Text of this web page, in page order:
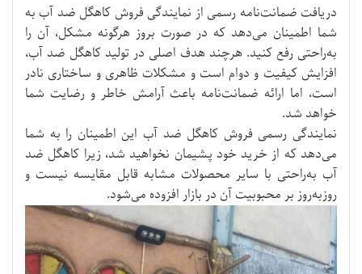
دریافت ضمانت‌نامه رسمی از نمایندگی فروش کاهگل ضد آب به
شما اطمینان می‌دهد که در صورت بروز هرگونه مشکل، آن را
به‌راحتی رفع کنید. هرچند هدف اصلی در تولید کاهگل ضد آب،
افزایش کیفیت و دوام است و مشکلات ظاهری و ساختاری نادر
است، اما ارائه ضمانت‌نامه باعث آرامش خاطر و رضایت شما
خواهد شد.
نمایندگی رسمی فروش کاهگل ضد آب این اطمینان را به شما
می‌دهد که از خرید خود پشیمان نخواهید شد، زیرا کاهگل ضد
آب به‌راحتی با سایر محصولات مشابه قابل مقایسه نیست و
روزبه‌روز بر محبوبیت آن در بازار افزوده می‌شود.